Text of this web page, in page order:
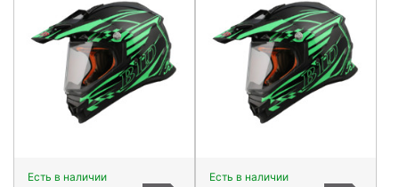
Есть в наличии Есть в наличии